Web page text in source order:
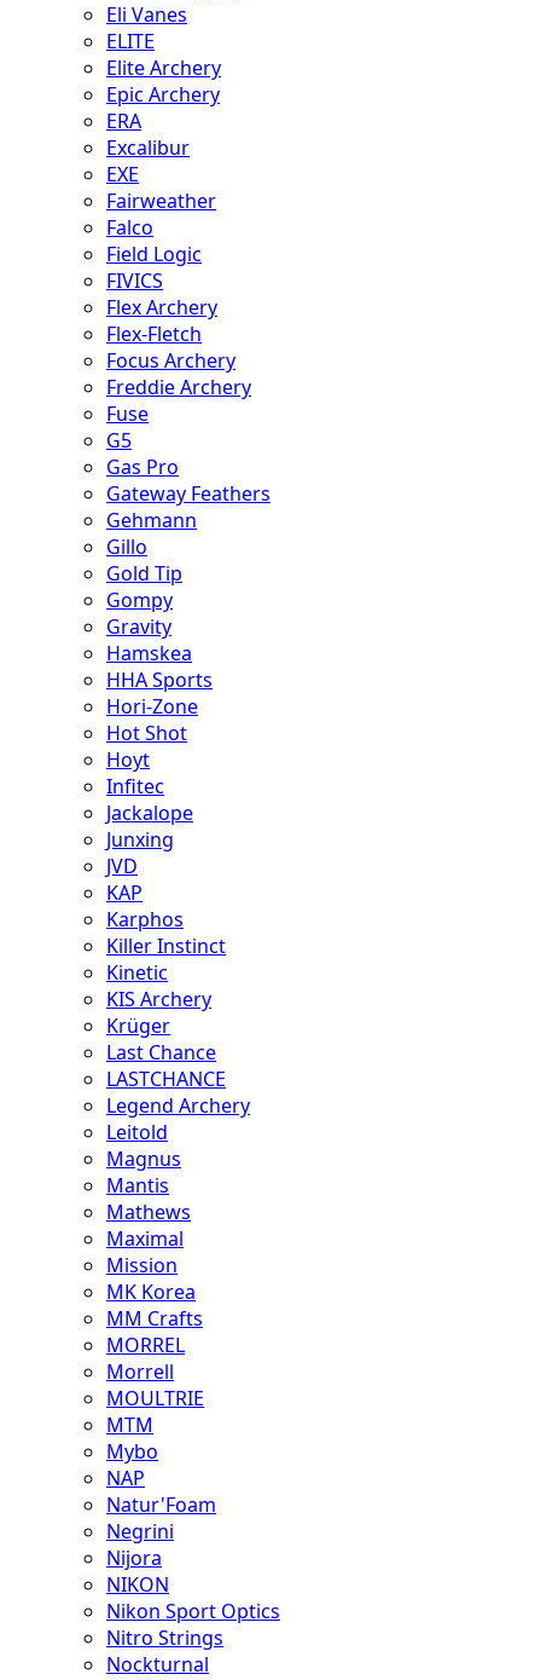
Eli Vanes
ELITE
Elite Archery
Epic Archery
ERA
Excalibur
EXE
Fairweather
Falco
Field Logic
FIVICS
Flex Archery
Flex-Fletch
Focus Archery
Freddie Archery
Fuse
G5
Gas Pro
Gateway Feathers
Gehmann
Gillo
Gold Tip
Gompy
Gravity
Hamskea
HHA Sports
Hori-Zone
Hot Shot
Hoyt
Infitec
Jackalope
Junxing
JVD
KAP
Karphos
Killer Instinct
Kinetic
KIS Archery
Krüger
Last Chance
LASTCHANCE
Legend Archery
Leitold
Magnus
Mantis
Mathews
Maximal
Mission
MK Korea
MM Crafts
MORREL
Morrell
MOULTRIE
MTM
Mybo
NAP
Natur'Foam
Negrini
Nijora
NIKON
Nikon Sport Optics
Nitro Strings
Nockturnal